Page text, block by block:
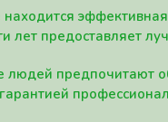
лет предоставляет
людей предпочитают